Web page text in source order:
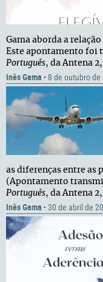
Gama aborda a
Este apontamento foi
Português, da Antena
Inês Gama · 8 de outubro de
as diferenças entre as
(Apontamento
Português, da Antena
Inês Gama · 30 de abril de